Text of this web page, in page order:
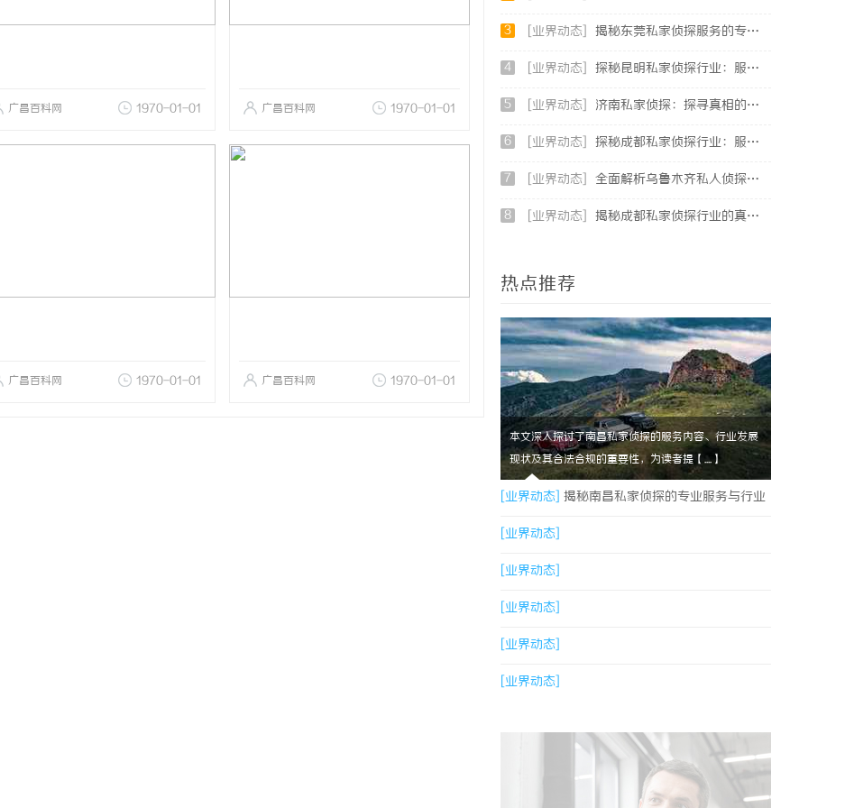
广昌百科网 1970-01-01 广昌百科网 1970-01-01
广昌百科网 1970-01-01 广昌百科网 1970-01-01
3 [业界动态] 揭秘东莞私家侦探服务的专业性与应用领域详解
4 [业界动态] 探秘昆明私家侦探行业：服务、优势与法律守护
5 [业界动态] 济南私家侦探：探寻真相的隐秘守护者
6 [业界动态] 探秘成都私家侦探行业：服务、案例与市场现状全面解析
7 [业界动态] 全面解析乌鲁木齐私人侦探服务的优势与应用
8 [业界动态] 揭秘成都私家侦探行业的真实面貌与专业服务
热点推荐
本文深入探讨了南昌私家侦探的服务内容、行业发展
现状及其合法合规的重要性，为读者提【....】
[业界动态] 揭秘南昌私家侦探的专业服务与行业
现状全面解析
[业界动态]
[业界动态]
[业界动态]
[业界动态]
[业界动态]